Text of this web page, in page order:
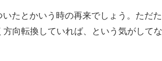
たとかいう時の再来でしょう。ただた
向転換していれば、という気がしてな